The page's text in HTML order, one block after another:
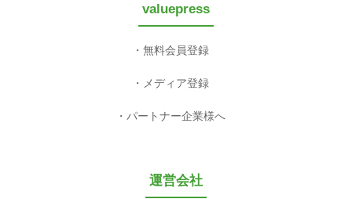
valuepress
無料会員登録
メディア登録
パートナー企業様へ
運営会社